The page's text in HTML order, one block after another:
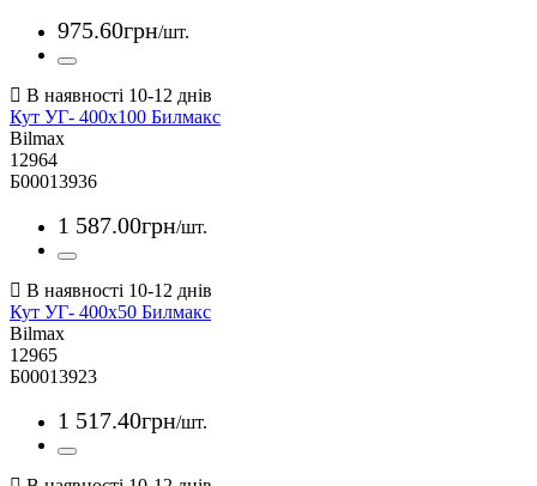
975.60грн/шт.
Кут УГ- 400х100 Билмакс
Bilmax
12964
Б00013936
1 587.00грн/шт.
Кут УГ- 400х50 Билмакс
Bilmax
12965
Б00013923
1 517.40грн/шт.